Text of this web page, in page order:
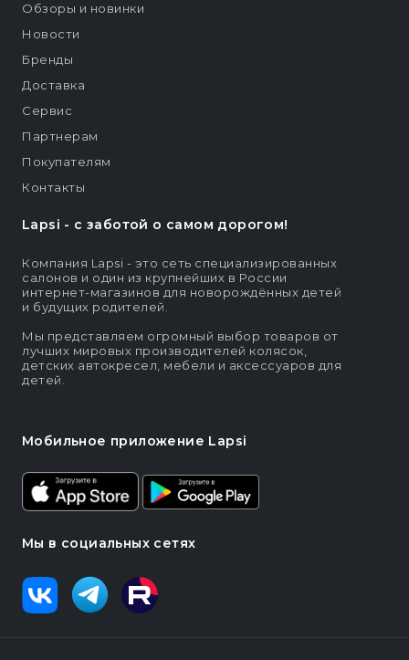
Lapsi - c заботой о самом дорогом!
Компания Lapsi - это сеть специализированных
салонов и один из крупнейших в России
интернет-магазинов для новорождённых детей
и будущих родителей.
Мы представляем огромный выбор товаров от
лучших мировых производителей колясок,
детских автокресел, мебели и аксессуаров для
детей.
Мобильное приложение Lapsi
Мы в социальных сетях
Обзоры и новинки
Новости
Бренды
Доставка
Сервис
Партнерам
Покупателям
Контакты